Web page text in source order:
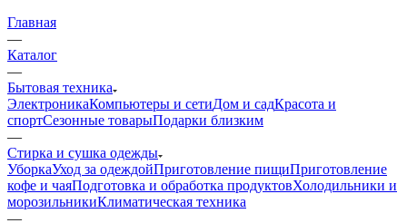
Главная
—
Каталог
—
Бытовая техника
ЭлектроникаКомпьютеры и сетиДом и садКрасота и
спортСезонные товарыПодарки близким
—
Стирка и сушка одежды
УборкаУход за одеждойПриготовление пищиПриготовление
кофе и чаяПодготовка и обработка продуктовХолодильники и
морозильникиКлиматическая техника
—